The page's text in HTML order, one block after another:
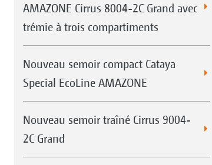
AMAZONE Cirrus 8004-2C Grand avec
trémie à trois compartiments
Nouveau semoir compact Cataya
Special EcoLine AMAZONE
Nouveau semoir traîné Cirrus 9004-
2C Grand